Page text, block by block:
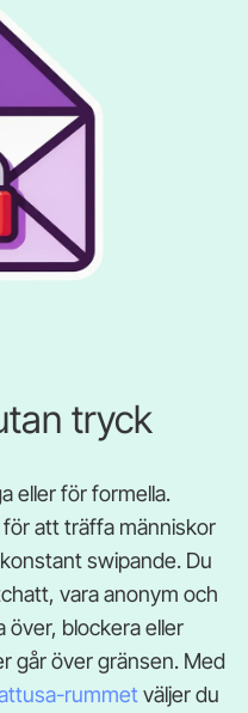
tryck
eller för formella.
att träffa människor
swipande. Du
vara anonym och
över, blockera eller
går över gränsen. Med
rummet väljer du